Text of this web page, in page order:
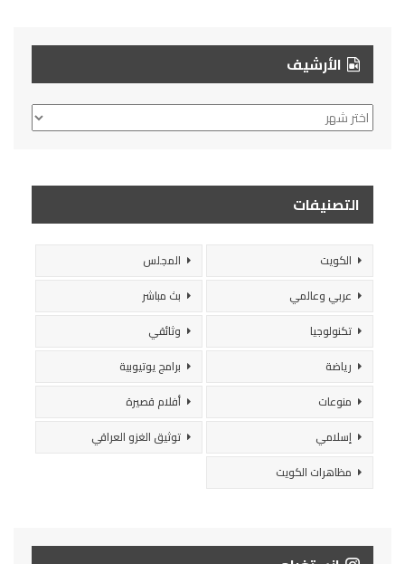
الأرشيف
الأرشيف
التصنيفات
الكويت
المجلس
عربي وعالمي
بث مباشر
تكنولوجيا
وثائقي
رياضة
برامج يوتيوبية
منوعات
أفلام قصيرة
إسلامي
توثيق الغزو العراقي
مظاهرات الكويت